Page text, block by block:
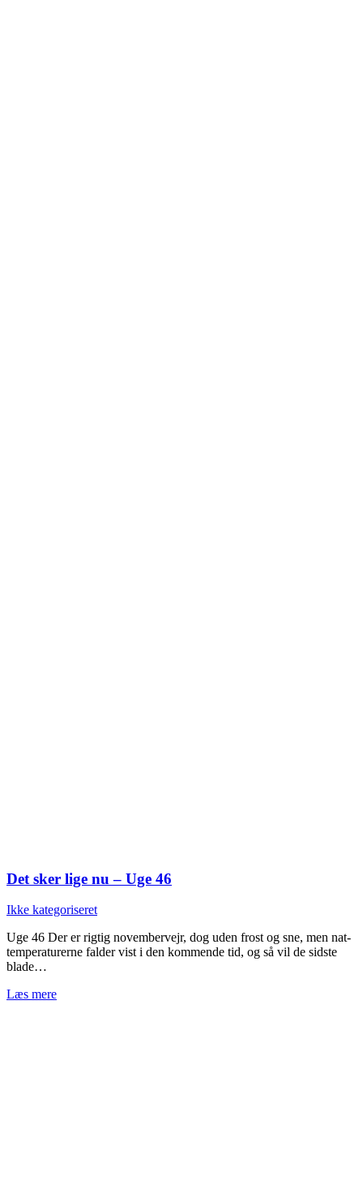
Det sker lige nu – Uge 46
Ikke kategoriseret
Uge 46 Der er rigtig novembervejr, dog uden frost og sne, men nat-
temperaturerne falder vist i den kommende tid, og så vil de sidste
blade…
Læs mere